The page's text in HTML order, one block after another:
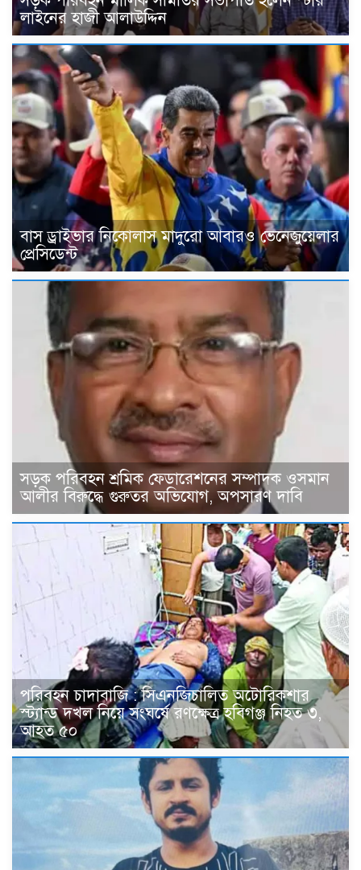
লাইনের হাজী আলাউদ্দিন
বাস ড্রাইভার নিকোলাস মাদুরো আবারও ভেনেজুয়েলার
প্রেসিডেন্ট
সড়ক পরিবহন শ্রমিক ফেডারেশনের সম্পাদক ওসমান
আলীর বিরুদ্ধে গুরুতর অভিযোগ, অপসারণ দাবি
পরিবহন চাদাবাজি : সিএনজিচালিত অটোরিকশার
স্ট্যান্ড দখল নিয়ে সংঘর্ষে রণক্ষেত্র হবিগঞ্জ নিহত ৩,
আহত ৫০